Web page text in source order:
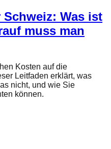
Was ist
muss man
Kosten auf die
Leitfaden erklärt, was
nicht, und wie Sie
können.